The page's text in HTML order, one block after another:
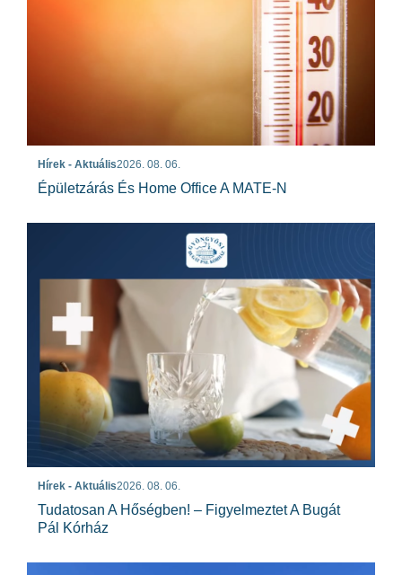
Hírek - Aktuális2026. 08. 06.
Épületzárás És Home Office A MATE-N
Hírek - Aktuális2026. 08. 06.
Tudatosan A Hőségben! – Figyelmeztet A Bugát
Pál Kórház